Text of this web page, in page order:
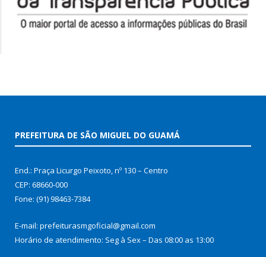
PREFEITURA DE SÃO MIGUEL DO GUAMÁ
End.: Praça Licurgo Peixoto, nº 130 – Centro
CEP: 68660-000
Fone: (91) 98463-7384
E-mail: prefeiturasmgoficial@gmail.com
Horário de atendimento: Seg à Sex – Das 08:00 as 13:00